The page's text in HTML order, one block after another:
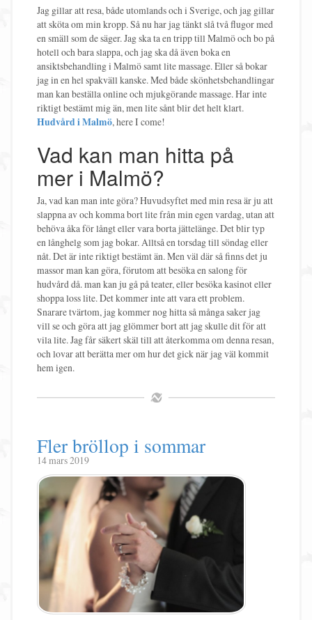
Jag gillar att resa, både utomlands och i Sverige, och jag gillar
att sköta om min kropp. Så nu har jag tänkt slå två flugor med
en smäll som de säger. Jag ska ta en tripp till Malmö och bo på
hotell och bara slappa, och jag ska då även boka en
ansiktsbehandling i Malmö samt lite massage. Eller så bokar
jag in en hel spakväll kanske. Med både skönhetsbehandlingar
man kan beställa online och mjukgörande massage. Har inte
riktigt bestämt mig än, men lite sånt blir det helt klart.
Hudvård i Malmö, here I come!
Vad kan man hitta på
mer i Malmö?
Ja, vad kan man inte göra? Huvudsyftet med min resa är ju att
slappna av och komma bort lite från min egen vardag, utan att
behöva åka för långt eller vara borta jättelänge. Det blir typ
en långhelg som jag bokar. Alltså en torsdag till söndag eller
nåt. Det är inte riktigt bestämt än. Men väl där så finns det ju
massor man kan göra, förutom att besöka en salong för
hudvård då. man kan ju gå på teater, eller besöka kasinot eller
shoppa loss lite. Det kommer inte att vara ett problem.
Snarare tvärtom, jag kommer nog hitta så många saker jag
vill se och göra att jag glömmer bort att jag skulle dit för att
vila lite. Jag får säkert skäl till att återkomma om denna resan,
och lovar att berätta mer om hur det gick när jag väl kommit
hem igen.
Fler bröllop i sommar
14 mars 2019